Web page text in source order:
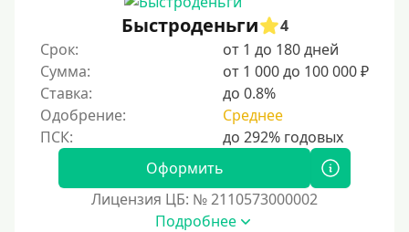
Пенсионерам до 70 лет
Пенсионерам до 75 лет
Пенсионерам до 80 лет
Пенсионерам до 85 лет
Безработным
Даже бомжам
Без упоминания места трудоустройства
Быстроденьги
4
Срок:
от 1 до 180 дней
Сумма:
от 1 000 до 100 000 ₽
Ставка:
до 0.8%
Одобрение:
Среднее
Оформить
Лицензия ЦБ: № 2110573000002
Подробнее